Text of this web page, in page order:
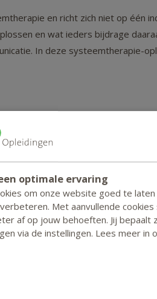
optimale ervaring
om onze website goed te
Met aanvullende
af op jouw behoeften. Jij
via de instellingen. Lees meer in
en richt zich niet op één
en wat ieders bijdrage
In deze systeemtherapie-
aan je studiebegeleider. Of
vragen en die van je